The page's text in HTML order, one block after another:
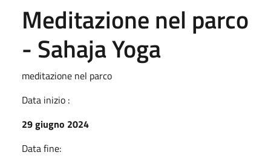
Meditazione nel parco
- Sahaja Yoga
meditazione nel parco
Data inizio :
29 giugno 2024
Data fine: